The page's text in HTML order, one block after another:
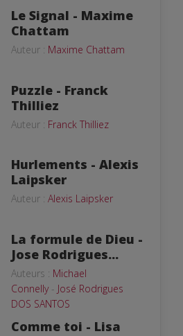
Le Signal - Maxime
Chattam
Auteur : Maxime Chattam
Puzzle - Franck
Thilliez
Auteur : Franck Thilliez
Hurlements - Alexis
Laipsker
Auteur : Alexis Laipsker
La formule de Dieu -
Jose Rodrigues...
Auteurs : Michael
Connelly- José Rodrigues
DOS SANTOS
Comme toi - Lisa